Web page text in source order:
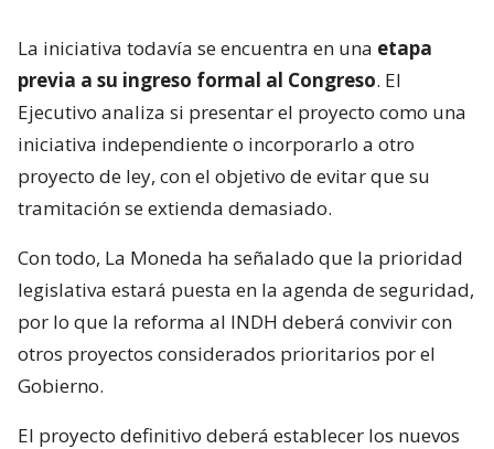
La iniciativa todavía se encuentra en una etapa
previa a su ingreso formal al Congreso. El
Ejecutivo analiza si presentar el proyecto como una
iniciativa independiente o incorporarlo a otro
proyecto de ley, con el objetivo de evitar que su
tramitación se extienda demasiado.
Con todo, La Moneda ha señalado que la prioridad
legislativa estará puesta en la agenda de seguridad,
por lo que la reforma al INDH deberá convivir con
otros proyectos considerados prioritarios por el
Gobierno.
El proyecto definitivo deberá establecer los nuevos